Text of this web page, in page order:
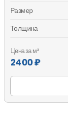
Размер
Толщина
Цена за м²
2400 ₽